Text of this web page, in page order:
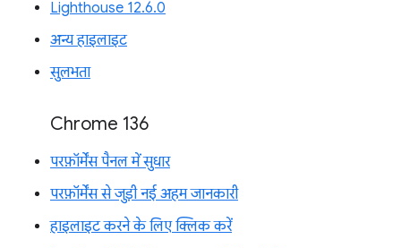
Lighthouse 12.6.0
अन्य हाइलाइट
सुलभता
Chrome 136
परफ़ॉर्मेंस पैनल में सुधार
परफ़ॉर्मेंस से जुड़ी नई अहम जानकारी
हाइलाइट करने के लिए क्लिक करें